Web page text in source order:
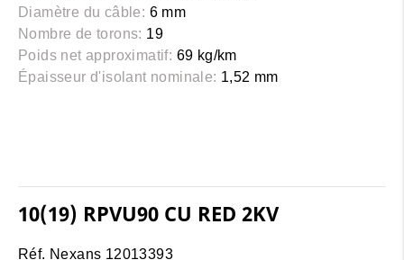
Diamètre du câble: 6 mm
Nombre de torons: 19
Poids net approximatif: 69 kg/km
Épaisseur d'isolant nominale: 1,52 mm
10(19) RPVU90 CU RED 2KV
Réf. Nexans 12013393